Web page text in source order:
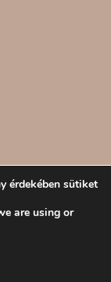
érdekében sütiket
are using or